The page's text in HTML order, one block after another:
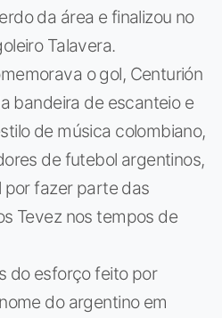
da área e finalizou no
Talavera.
o gol, Centurión
bandeira de escanteio e
de música colombiano,
de futebol argentinos,
por fazer parte das
Tevez nos tempos de
do esforço feito por
do argentino em